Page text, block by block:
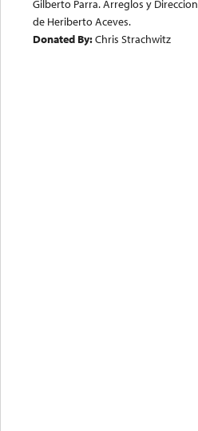
Gilberto Parra. Arreglos y Direccion
de Heriberto Aceves.
Donated By:Chris Strachwitz